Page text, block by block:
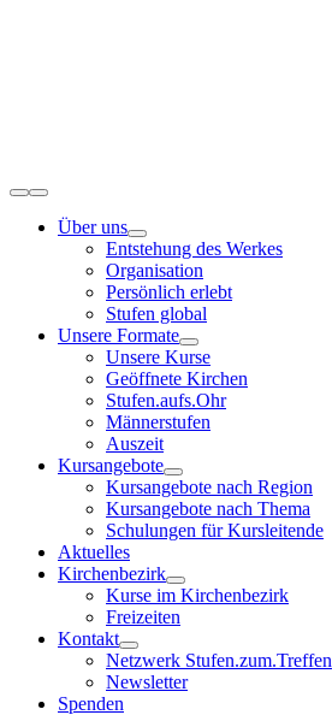
Toggle
NavigationÜber uns
Entstehung des Werkes
Organisation
Persönlich erlebt
Stufen global
Unsere Formate
Unsere Kurse
Geöffnete Kirchen
Stufen.aufs.Ohr
Männerstufen
Auszeit
Kursangebote
Kursangebote nach Region
Kursangebote nach Thema
Schulungen für Kursleitende
Aktuelles
Kirchenbezirk
Kurse im Kirchenbezirk
Freizeiten
Kontakt
Netzwerk Stufen.zum.Treffen
Newsletter
Spenden